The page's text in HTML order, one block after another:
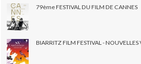
79ème FESTIVAL DU FILM DE CANNES
BIARRITZ FILM FESTIVAL -